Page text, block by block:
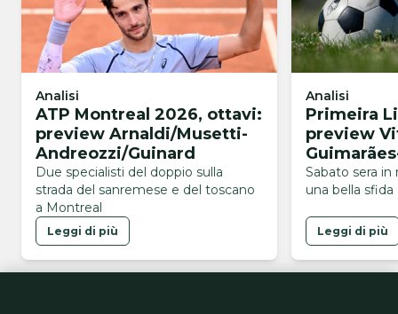
Analisi
ATP Montreal 2026, ottavi:
preview Arnaldi/Musetti-
Andreozzi/Guinard
Due specialisti del doppio sulla
strada del sanremese e del toscano
a Montreal
Leggi di più
Analisi
Primeira
preview
Sabato sera
una bella
Leggi di più